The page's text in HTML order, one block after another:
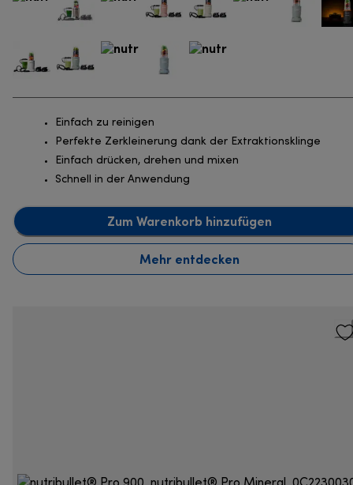
Einfach zu reinigen
Perfekte Zerkleinerung dank der Extraktionsklinge
Einfach drücken, drehen und mixen
Schnell in der Anwendung
Zum Warenkorb hinzufügen
Mehr entdecken